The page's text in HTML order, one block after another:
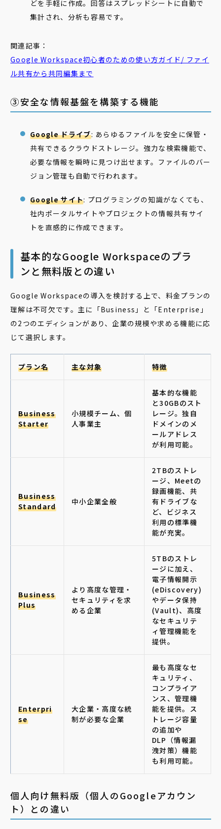
どを手軽に作成。回答はスプレッドシートに自動で
集計され、分析も容易です。
関連記事：
Google Workspace初心者のための使い方ガイド/ ファイ
ル共有から 共同編集 まで
③安全な情報基盤を構築する機能
Google ドライブ: あらゆるファイルを安全に保管・
共有できるクラウドストレージ。強力な検索機能で、
必要な情報を瞬時に見つけ出せます。ファイルのバー
ジョン管理も自動で行われます。
Google サイト: プログラミングの知識がなくても、
社内ポータルサイトやプロジェクトの情報共有サイ
トを直感的に作成できます。
基本的なGoogle Workspaceのプラ
ンと無料版との違い
Google Workspaceの導入を検討する上で、料金プランの
理解は不可欠です。主に「Business」と「Enterprise」
の2つのエディションがあり、企業の規模や求める機能に応
じて選択します。
プラン名 主な対象 特徴
Business
Starter
小規模チーム、個
人事業主
基本的な機能
と30GBのスト
レージ。独自
ドメインのメ
ールアドレス
が利用可能。
Business
Standard
中小企業全般
2TBのストレ
ージ、Meetの
録画機能、共
有ドライブな
ど、ビジネス
利用の標準機
能が充実。
Business
Plus
より高度な管理・
セキュリティを求
める企業
5TBのストレ
ージに加え、
電子情報開示
(eDiscovery)
やデータ保持
(Vault)、高度
なセキュリテ
ィ管理機能を
提供。
Enterpri
se
大企業・高度な統
制が必要な企業
最も高度なセ
キュリティ、
コンプライア
ンス、管理機
能を提供。ス
トレージ容量
の追加や
DLP（情報漏
洩対策）機能
も利用可能。
個人向け無料版（個人のGoogleアカウン
ト）との違い